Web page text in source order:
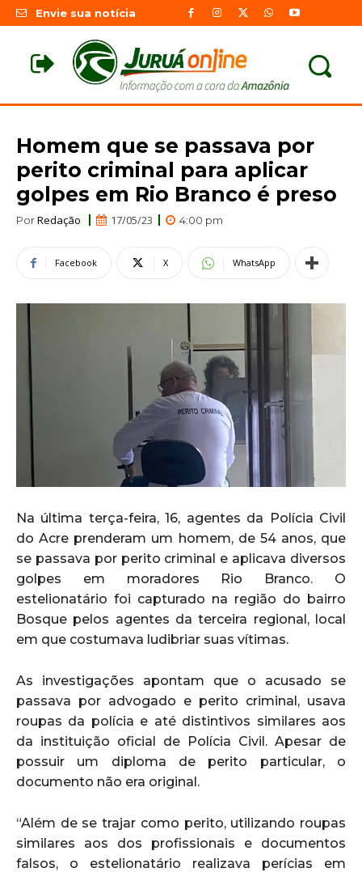
Envie sua notícia
Homem que se passava por
perito criminal para aplicar
golpes em Rio Branco é preso
PorRedação 17/05/23 4:00 pm
Facebook X WhatsApp
Na última terça-feira, 16, agentes da Polícia Civil
do Acre prenderam um homem, de 54 anos, que
se passava por perito criminal e aplicava diversos
golpes em moradores Rio Branco. O
estelionatário foi capturado na região do bairro
Bosque pelos agentes da terceira regional, local
em que costumava ludibriar suas vítimas.
As investigações apontam que o acusado se
passava por advogado e perito criminal, usava
roupas da polícia e até distintivos similares aos
da instituição oficial de Polícia Civil. Apesar de
possuir um diploma de perito particular, o
documento não era original.
“Além de se trajar como perito, utilizando roupas
similares aos dos profissionais e documentos
falsos, o estelionatário realizava perícias em